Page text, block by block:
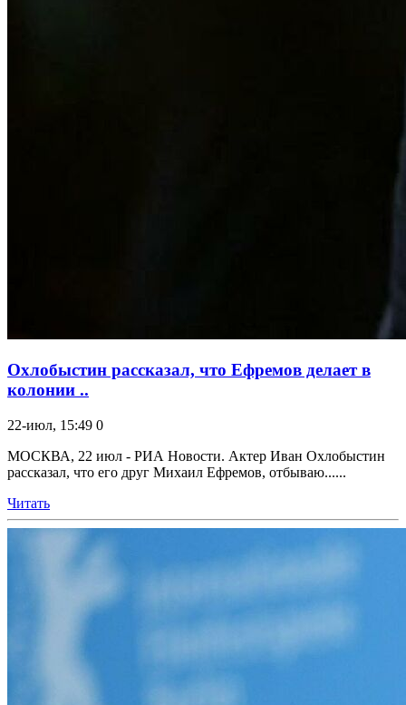
Охлобыстин рассказал, что Ефремов делает в
колонии ..
22-июл, 15:49 0
МОСКВА, 22 июл - РИА Новости. Актер Иван Охлобыстин
рассказал, что его друг Михаил Ефремов, отбываю......
Читать